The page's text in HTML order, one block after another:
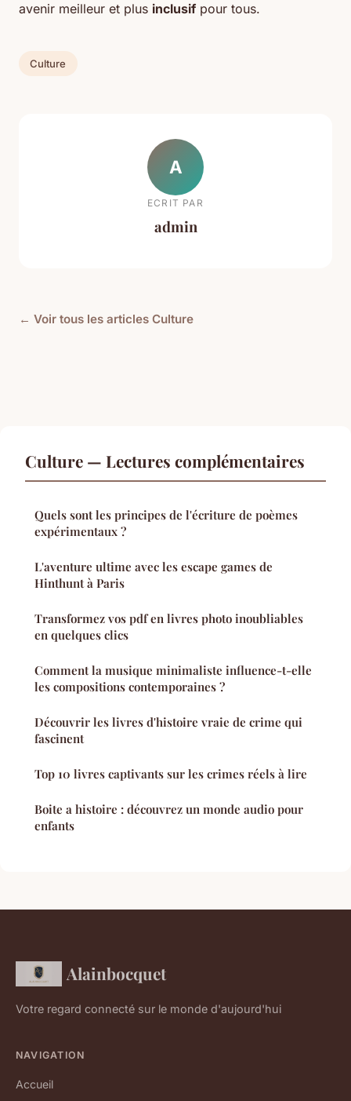
avenir meilleur et plus inclusif pour tous.
Culture
A
ECRIT PAR
admin
← Voir tous les articles Culture
Culture — Lectures complémentaires
Quels sont les principes de l'écriture de poèmes
expérimentaux ?
L'aventure ultime avec les escape games de
Hinthunt à Paris
Transformez vos pdf en livres photo inoubliables
en quelques clics
Comment la musique minimaliste influence-t-elle
les compositions contemporaines ?
Découvrir les livres d'histoire vraie de crime qui
fascinent
Top 10 livres captivants sur les crimes réels à lire
Boite a histoire : découvrez un monde audio pour
enfants
Alainbocquet
Votre regard connecté sur le monde d'aujourd'hui
NAVIGATION
Accueil